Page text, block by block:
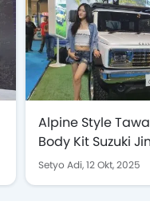
Alpine Style
Body Kit Suzuki
Ala Californian
Setyo Adi,12 Okt, 2025